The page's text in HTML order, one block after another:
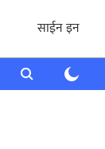
साईन इन
राशी भविष्य